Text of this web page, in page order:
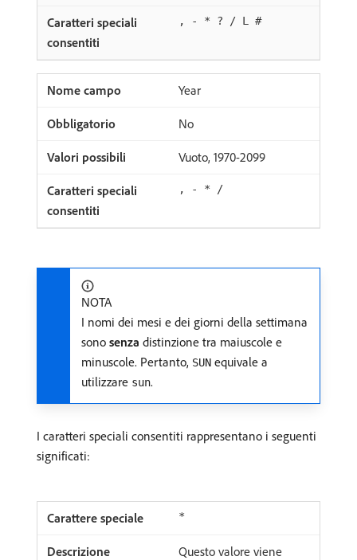
, - * ? / L #
Year
No
Vuoto, 1970-2099
, - * /
NOTA
I nomi dei mesi e dei giorni della settimana
sono senza distinzione tra maiuscole e
minuscole. Pertanto, SUN equivale a
utilizzare sun.
I caratteri speciali consentiti rappresentano i seguenti
significati:
*
Questo valore viene